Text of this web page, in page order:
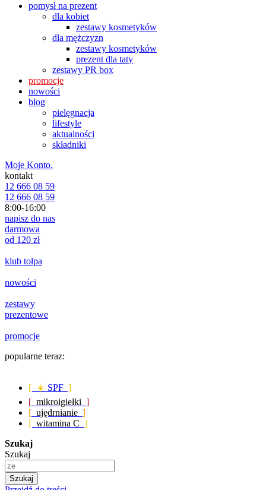
pomysł na prezent
dla kobiet
zestawy kosmetyków
dla mężczyzn
zestawy kosmetyków
prezent dla taty
zestawy PR box
promocje
nowości
blog
pielęgnacja
lifestyle
aktualności
składniki
Moje Konto.
kontakt
12 666 08 59
12 666 08 59
8:00-16:00
napisz do nas
darmowa
od 120 zł
klub tołpa
nowości
zestawy
prezentowe
promocje
popularne teraz:
[ ☀️ SPF ]
[ mikroigiełki ]
[ ujędrnianie ]
[ witamina C ]
Szukaj
Szukaj
Szukaj